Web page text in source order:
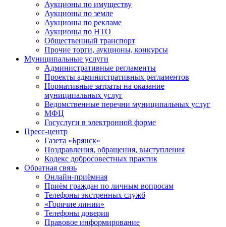
Аукционы по имуществу
Аукционы по земле
Аукционы по рекламе
Аукционы по НТО
Общественный транспорт
Прочие торги, аукционы, конкурсы
Муниципальные услуги
Административные регламенты
Проекты административных регламентов
Нормативные затраты на оказание
муниципальных услуг
Ведомственные перечни муниципальных услуг
МФЦ
Госуслуги в электронной форме
Пресс-центр
Газета «Брянск»
Поздравления, обращения, выступления
Кодекс добросовестных практик
Обратная связь
Онлайн-приёмная
Приём граждан по личным вопросам
Телефоны экстренных служб
«Горячие линии»
Телефоны доверия
Правовое информирование